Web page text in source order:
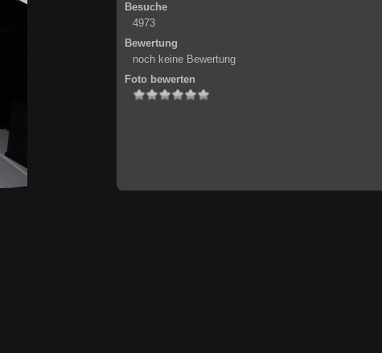
Besuche
4973
Bewertung
noch keine Bewertung
Foto bewerten